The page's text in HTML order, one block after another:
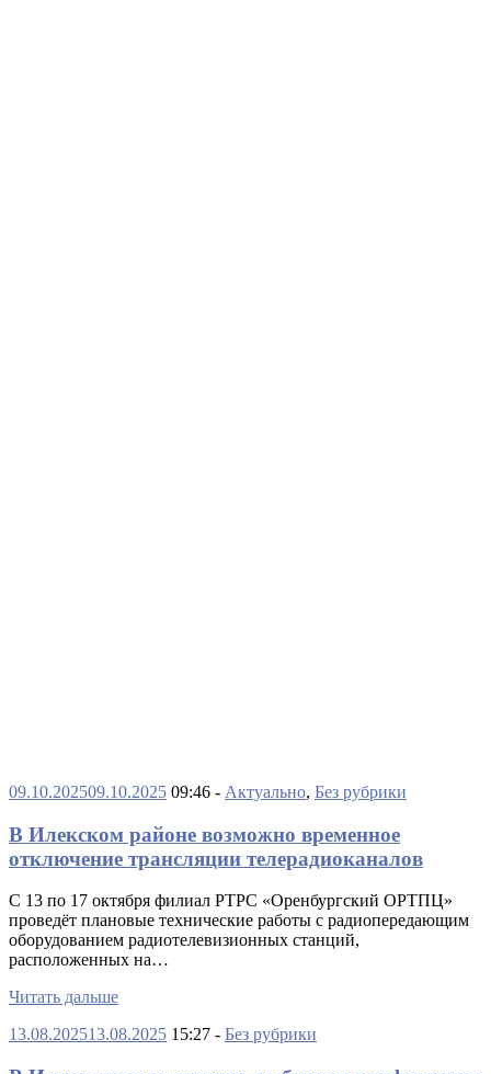
09.10.202509.10.2025 09:46 - Актуально, Без рубрики
В Илекском районе возможно временное
отключение трансляции телерадиоканалов
С 13 по 17 октября филиал РТРС «Оренбургский ОРТПЦ»
проведёт плановые технические работы с радиопередающим
оборудованием радиотелевизионных станций,
расположенных на…
Читать дальше
13.08.202513.08.2025 15:27 - Без рубрики